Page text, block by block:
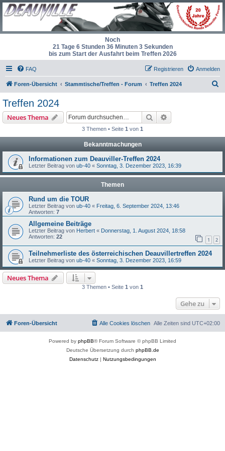
Noch
21 Tage 6 Stunden 36 Minuten 3 Sekunden
bis zum Start der Ausfahrt beim Treffen 2026
FAQ Anmelden
Registrieren
Foren-Übersicht Stammtische/Treffen - Forum Treffen 2024
Treffen 2024
Neues Thema Suche
3 Themen • Seite 1 von 1
Bekanntmachungen
Informationen zum Deauviller-Treffen 2024
Letzter Beitrag von ub-40 « Sonntag, 3. Dezember 2023, 16:39
Themen
Rund um die TOUR
Letzter Beitrag von ub-40 « Freitag, 6. September 2024, 13:46
Antworten: 7
Allgemeine Beiträge
Letzter Beitrag von Herbert « Donnerstag, 1. August 2024, 18:58
Antworten: 22 1 2
Teilnehmerliste des österreichischen Deauvillertreffen 2024
Letzter Beitrag von ub-40 « Sonntag, 3. Dezember 2023, 16:59
Neues Thema
3 Themen • Seite 1 von 1
Gehe zu
Foren-Übersicht Alle Zeiten sind UTC+02:00
Alle Cookies löschen
Powered by phpBB® Forum Software © phpBB Limited
Deutsche Übersetzung durch phpBB.de
Datenschutz| Nutzungsbedingungen